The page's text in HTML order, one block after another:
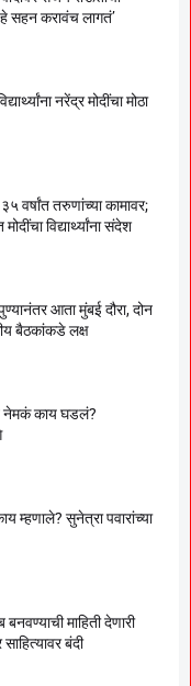
हे सहन करावंच लागतं’
नरेंद्र मोदींचा मोठा
वर्षांत तरुणांच्या कामावर;
विद्यार्थ्यांना संदेश
आता मुंबई दौरा, दोन
बैठकांकडे लक्ष
नेमकं काय घडलं?
म्हणाले? सुनेत्रा पवारांच्या
बनवण्याची माहिती देणारी
बंदी